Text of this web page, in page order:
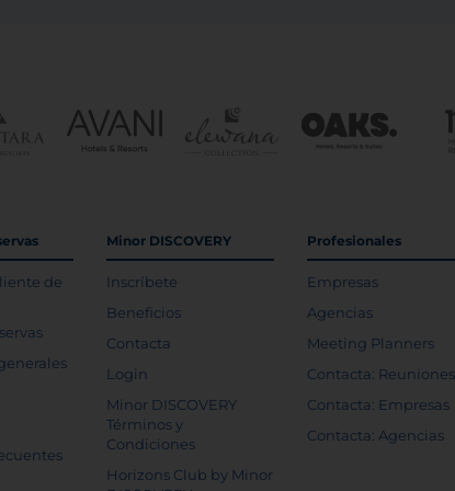
de
Minor DISCOVERY
Inscríbete
Beneficios
Contacta
Login
Minor DISCOVERY
Términos y
Condiciones
Horizons Club by Minor
Profesionales
Empresas
Agencias
Meeting Planners
Contacta: Reuniones
Contacta: Empresas
Contacta: Agencias